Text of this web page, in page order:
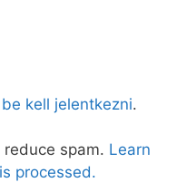
be kell jelentkezni.
spam. Learn
processed.